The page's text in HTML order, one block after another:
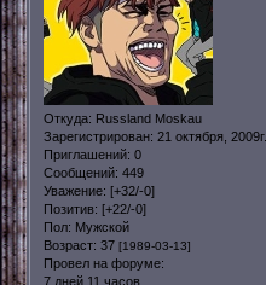
Откуда: Russland Moskau
Зарегистрирован: 21 октября, 2009г.
Приглашений: 0
Сообщений: 449
Уважение: [+32/-0]
Позитив: [+22/-0]
Пол: Мужской
Возраст: 37 [1989-03-13]
Провел на форуме:
7 дней 11 часов